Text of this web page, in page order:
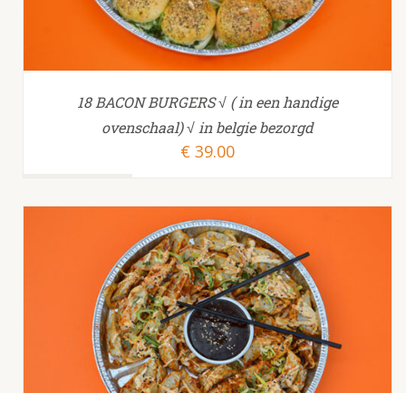
18 BACON BURGERS √ ( in een handige
ovenschaal) √ in belgie bezorgd
€ 39.00
TOEVOEGEN AAN WINKELWAGEN /